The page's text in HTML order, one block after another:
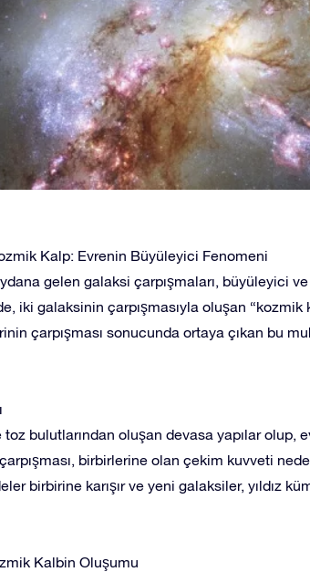
Kalp: Evrenin Büyüleyici Fenomeni
gelen galaksi çarpışmaları, büyüleyici ve
iki galaksinin çarpışmasıyla oluşan “kozmik
çarpışması sonucunda ortaya çıkan bu
toz bulutlarından oluşan devasa yapılar olup,
birbirlerine olan çekim kuvveti
birbirine karışır ve yeni galaksiler, yıldız
Kalbin Oluşumu